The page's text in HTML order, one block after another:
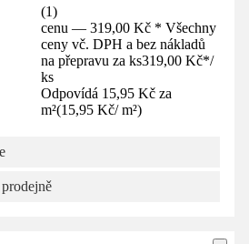
(1)
cenu — 319,00 Kč * Všechny
ceny vč. DPH a bez nákladů
na přepravu za ks319,00 Kč*/
ks
Odpovídá 15,95 Kč za
m²(15,95 Kč/ m²)